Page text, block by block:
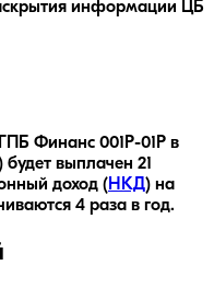
информации ЦБ
ГПБ Финанс 001Р-01Р в
будет выплачен 21
доход (НКД) на
4 раза в год.